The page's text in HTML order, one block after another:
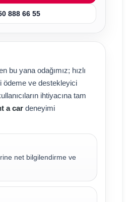
888 66 55
bu yana odağımız; hızlı
ödeme ve destekleyici
ihtiyacına tam
a car deneyimi
net bilgilendirme ve